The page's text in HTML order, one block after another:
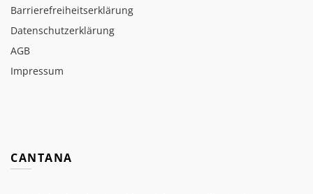
Barrierefreiheitserklärung
Datenschutzerklärung
AGB
Impressum
CANTANA